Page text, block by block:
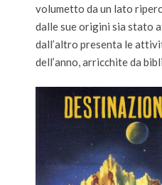
volumetto da un lato
dalle sue origini sia stato
dall’altro presenta le
dell’anno, arricchite da